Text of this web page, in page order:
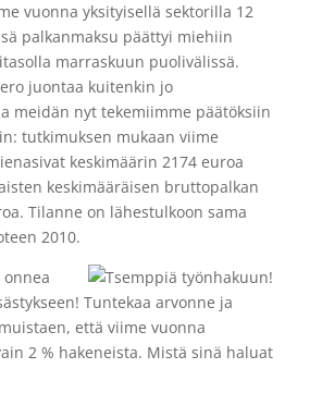
vuonna yksityisellä sektorilla 12
palkanmaksu päättyi miehiin
marraskuun puolivälissä.
juontaa kuitenkin jo
meidän nyt tekemiimme päätöksiin
tutkimuksen mukaan viime
keskimäärin 2174 euroa
keskimääräisen bruttopalkan
Tilanne on lähestulkoon sama
2010.
Tuntekaa arvonne ja
että viime vuonna
2 % hakeneista. Mistä sinä haluat